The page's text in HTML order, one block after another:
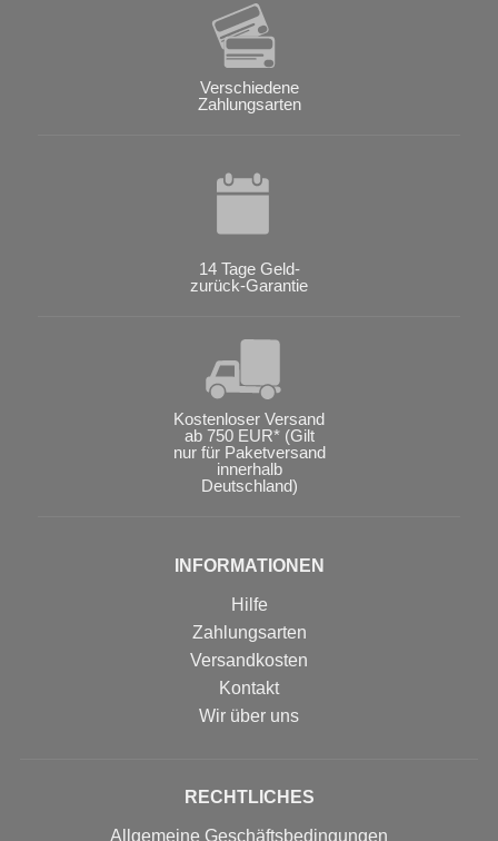
Verschiedene
Zahlungsarten
14 Tage Geld-
zurück-Garantie
Kostenloser Versand
ab 750 EUR* (Gilt
nur für Paketversand
innerhalb
Deutschland)
INFORMATIONEN
Hilfe
Zahlungsarten
Versandkosten
Kontakt
Wir über uns
RECHTLICHES
Allgemeine Geschäftsbedingungen